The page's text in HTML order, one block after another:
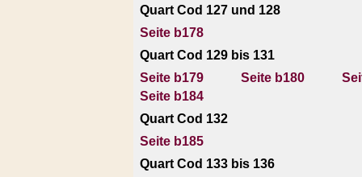
Quart Cod 127 und 128
Seite b178
Quart Cod 129 bis 131
Seite b179
Seite b180
Seite b184
Quart Cod 132
Seite b185
Quart Cod 133 bis 136